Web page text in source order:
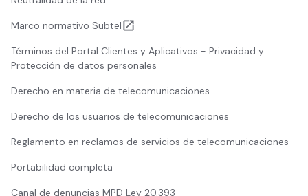
Marco normativo Subtel
Términos del Portal Clientes y Aplicativos - Privacidad y
Protección de datos personales
Derecho en materia de telecomunicaciones
Derecho de los usuarios de telecomunicaciones
Reglamento en reclamos de servicios de telecomunicaciones
Portabilidad completa
Canal de denuncias MPD Ley 20.393